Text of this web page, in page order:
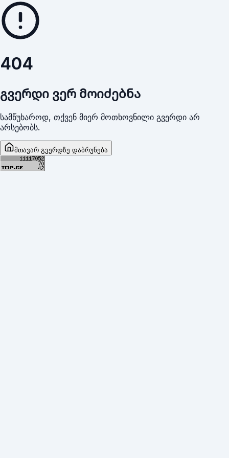
404
გვერდი ვერ მოიძებნა
სამწუხაროდ, თქვენ მიერ მოთხოვნილი გვერდი არ
არსებობს.
მთავარ გვერდზე დაბრუნება